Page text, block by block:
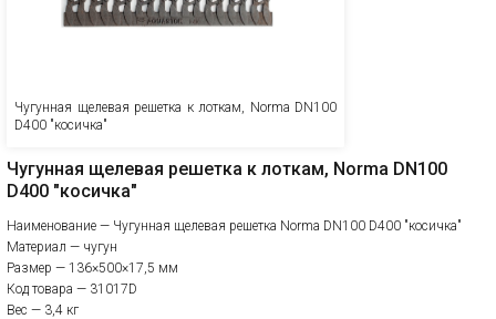
Чугунная щелевая решетка к лоткам, Norma DN100
D400 "косичка"
Чугунная щелевая решетка к лоткам, Norma DN100
D400 "косичка"
Наименование — Чугунная щелевая решетка Norma DN100 D400 "косичка"
Материал — чугун
Размер — 136×500×17,5 мм
Код товара — 31017D
Вес — 3,4 кг